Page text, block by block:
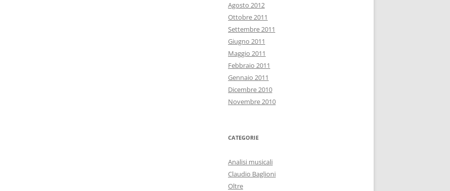
Agosto 2012
Ottobre 2011
Settembre 2011
Giugno 2011
Maggio 2011
Febbraio 2011
Gennaio 2011
Dicembre 2010
Novembre 2010
CATEGORIE
Analisi musicali
Claudio Baglioni
Oltre